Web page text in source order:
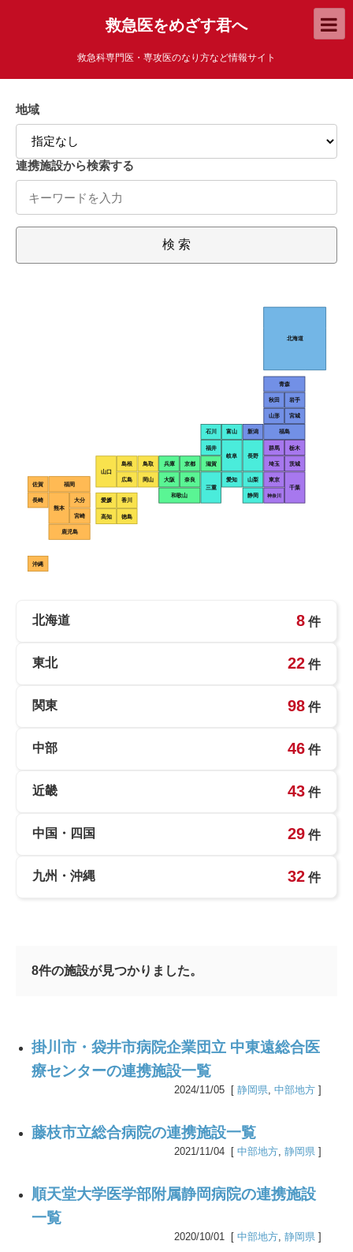
救急医をめざす君へ
救急科専門医・専攻医のなり方など情報サイト
地域
連携施設から検索する
検 索
北海道
青森
秋田 岩手
山形 宮城
福島
新潟
群馬 栃木
埼玉 茨城
東京
神奈川
千葉
石川 富山
福井
岐阜
長野
愛知 山梨
静岡
三重
滋賀
京都
兵庫
奈良
大阪
和歌山
鳥取
岡山
島根
広島
山口
香川
徳島
愛媛
高知
佐賀 福岡
長崎
熊本
大分
宮崎
鹿児島
沖縄
北海道 8 件
東北 22 件
関東 98 件
中部 46 件
近畿 43 件
中国・四国 29 件
九州・沖縄 32 件
8件の施設が見つかりました。
掛川市・袋井市病院企業団立 中東遠総合医
療センターの連携施設一覧
2024/11/05 [ 静岡県 中部地方 ]
藤枝市立総合病院の連携施設一覧
2021/11/04 [ 中部地方 静岡県 ]
順天堂大学医学部附属静岡病院の連携施設
一覧
2020/10/01 [ 中部地方 静岡県 ]